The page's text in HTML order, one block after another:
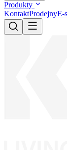
Produkty
KontaktProdejnyE-